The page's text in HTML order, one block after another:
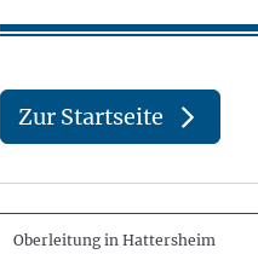
Zur Startseite
Oberleitung in Hattersheim